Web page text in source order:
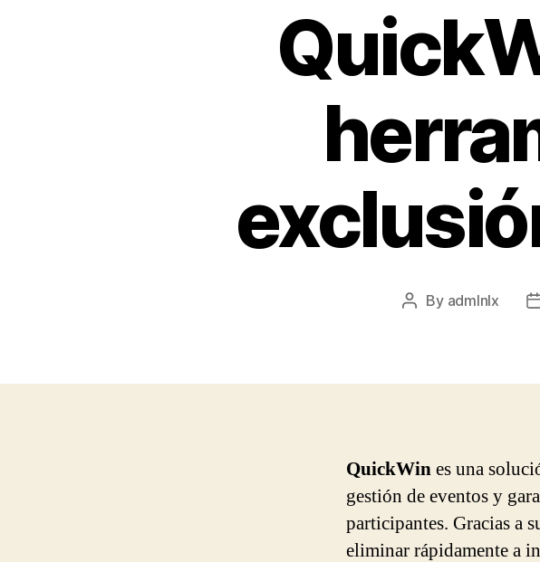
Post
By admlnlx
QuickWines una
gestión de eventos y
participantes. Gracias a
eliminar rápidamente a